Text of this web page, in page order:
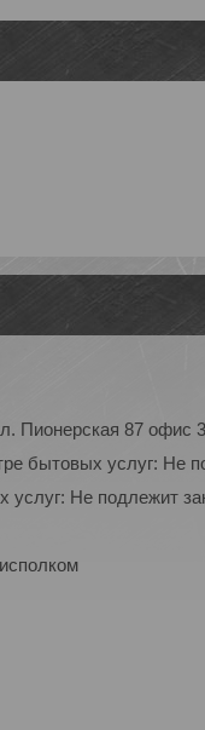
Пионерская 87 офис 3
бытовых услуг: Не
услуг: Не подлежит